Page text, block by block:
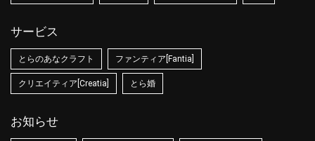
サービス
とらのあなクラフト ファンティア[Fantia]
クリエイティア[Creatia] とら婚
お知らせ